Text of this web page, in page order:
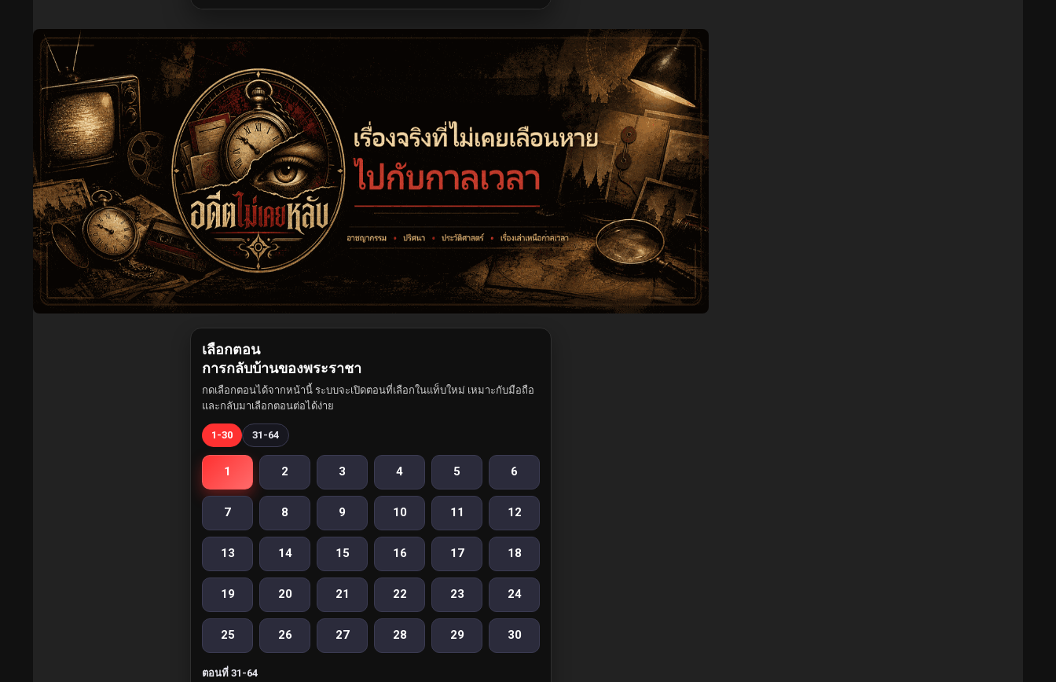
เลือกตอน
การกลับบ้านของพระราชา
กดเลือกตอนได้จากหน้านี้ ระบบจะเปิดตอนที่เลือกในแท็บใหม่ เหมาะกับมือถือ
และกลับมาเลือกตอนต่อได้ง่าย
1-30 31-64
1 2 3 4 5 6
7 8 9 10 11 12
13 14 15 16 17 18
19 20 21 22 23 24
25 26 27 28 29 30
ตอนที่ 31-64